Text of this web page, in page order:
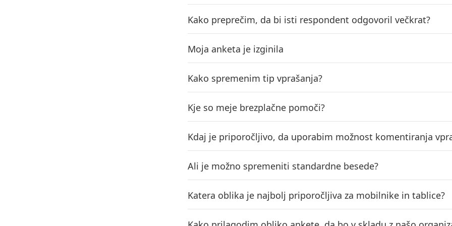
Kako preprečim, da bi isti respondent odgovoril večkrat?
Moja anketa je izginila
Kako spremenim tip vprašanja?
Kje so meje brezplačne pomoči?
Kdaj je priporočljivo, da uporabim možnost komentiranja
Ali je možno spremeniti standardne besede?
Katera oblika je najbolj priporočljiva za mobilnike in tablice?